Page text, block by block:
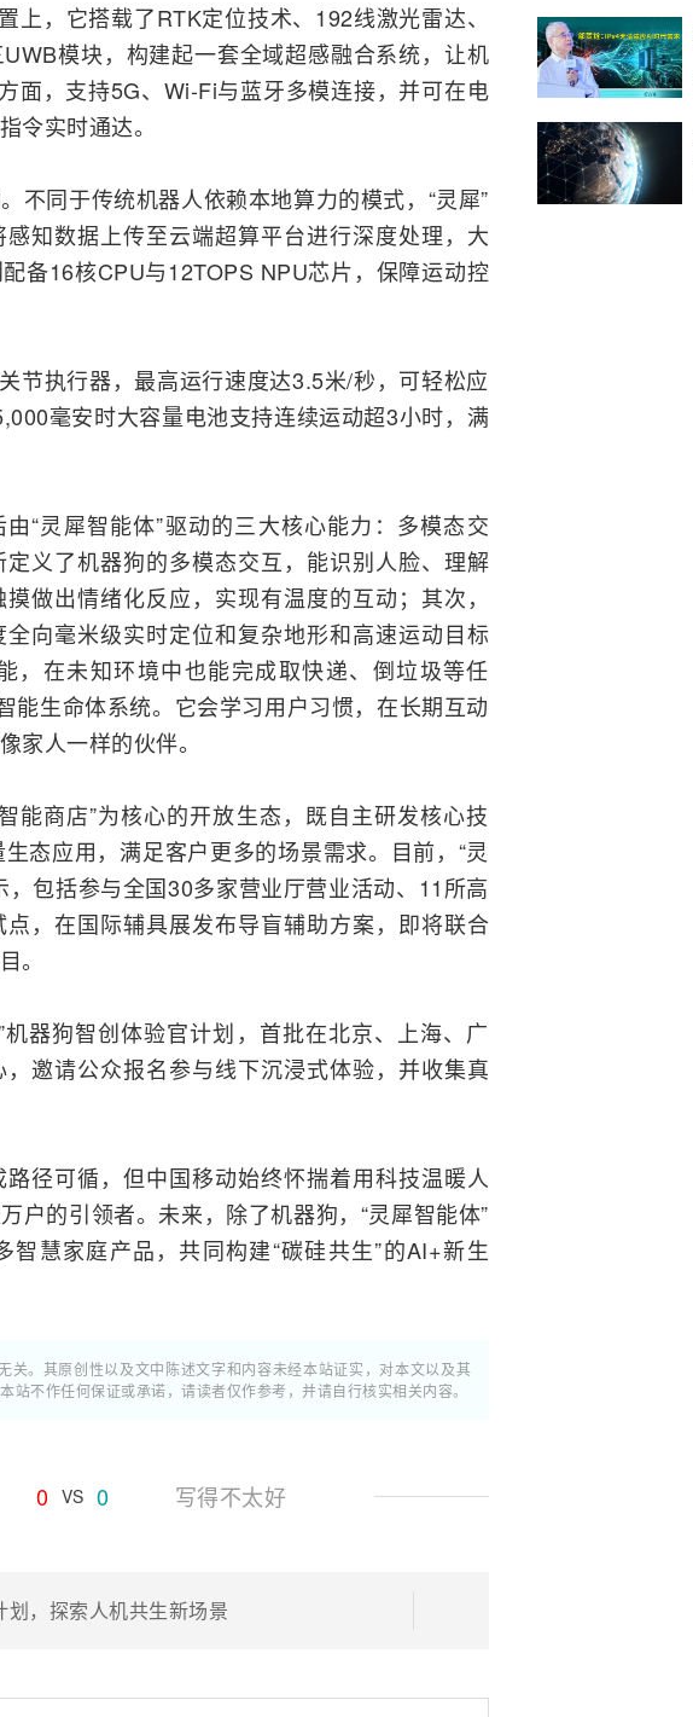
上，它搭载了RTK定位技术、192线激光雷达、
UWB模块，构建起一套全域超感融合系统，让机
面，支持5G、 Wi-Fi与蓝牙多模连接，并可在电
令实时通达。
不同于传统机器人依赖本地算力的模式，“灵犀”
知数据上传至云端超算平台进行深度处理，大
备16核CPU与12TOPS NPU芯片，保障运动控
节执行器，最高运行速度达3.5米/秒，可轻松应
毫安时大容量电池支持连续运动超3小时，满
“灵犀智能体”驱动的三大核心能力：多模态交
义了机器狗的多模态交互，能识别人脸、理解
做出情绪化反应，实现有温度的互动；其次，
向毫米级实时定位和复杂地形和高速运动目标
，在未知环境中也能完成取快递、倒垃圾等任
能生命体系统。它会学习用户习惯，在长期互动
家人一样的伙伴。
能商店”为核心的开放生态，既自主研发核心技
态应用，满足客户更多的场景需求。目前，“灵
包括参与全国30多家营业厅营业活动、11所高
，在国际辅具展发布导盲辅助方案，即将联合
。
器狗智创体验官计划，首批在北京、上海、广
邀请公众报名参与线下沉浸式体验，并收集真
径可循，但中国移动始终怀揣着用科技温暖人
户的引领者。未来，除了机器狗，“灵犀智能体”
智慧家庭产品，共同构建“碳硅共生”的AI+新生
。其原创性以及文中陈述文字和内容未经本站证实，对本文以及其
不作任何保证或承诺，请读者仅作参考，并请自行核实相关内容。
0 VS 0 写得不太好
划，探索人机共生新场景